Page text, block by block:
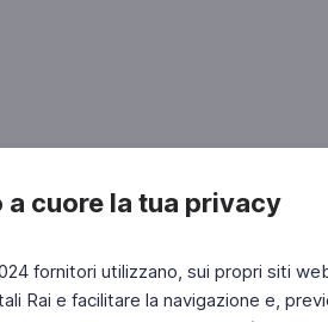
a cuore la tua privacy
fornitori utilizzano, sui propri siti
Rai e facilitare la navigazione e,